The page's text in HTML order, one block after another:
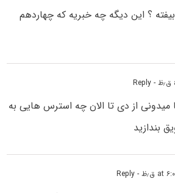
؟ این دیگه چه خبریه که چهاردهم
- Reply
از دی تا الان چه استرس هایی به
بندازید
- Reply